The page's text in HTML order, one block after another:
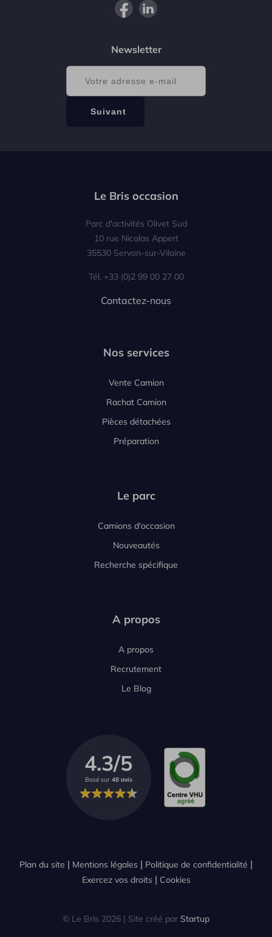
Newsletter
Le Bris occasion
Parc d'activités Olivet Sud
10 rue Nicolas Appert
35530 Servon-sur-Vilaine
Tél. +33 (0)2 99 00 27 00
Contactez-nous
Nos services
Vente Camion
Rachat Camion
Pièces détachées
Préparation
Le parc
Camions d'occasion
Nouveautés
Recherche spécifique
A propos
A propos
Recrutement
Le Blog
4.3/5
Basé sur 48 avis
Plan du site Mentions légales
Politique de confidentialité
Exercez vos droits
Cookies
© Le Bris 2026 | Site créé par Startup